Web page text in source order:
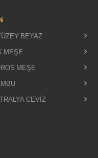
BEYAZ
MEŞE
MEŞE
CEVİZ